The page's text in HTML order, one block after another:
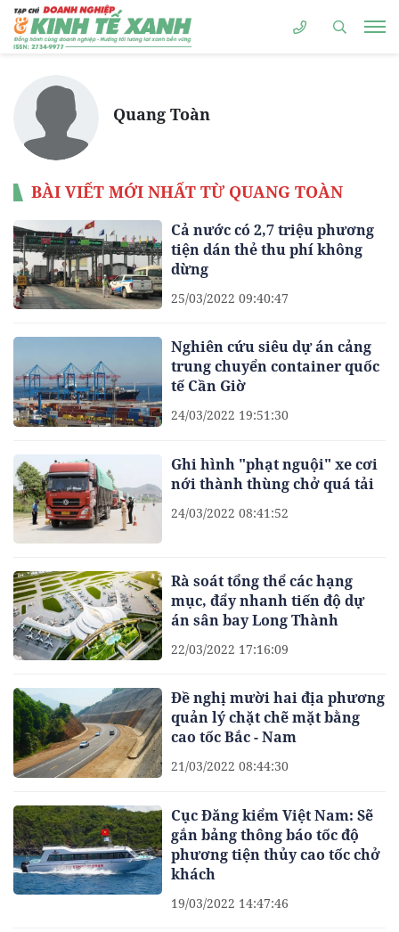
Quang Toàn
BÀI VIẾT MỚI NHẤT TỪ QUANG TOÀN
Cả nước có 2,7 triệu phương
tiện dán thẻ thu phí không
dừng
25/03/2022 09:40:47
Nghiên cứu siêu dự án cảng
trung chuyển container quốc
tế Cần Giờ
24/03/2022 19:51:30
Ghi hình "phạt nguội" xe cơi
nới thành thùng chở quá tải
24/03/2022 08:41:52
Rà soát tổng thể các hạng
mục, đẩy nhanh tiến độ dự
án sân bay Long Thành
22/03/2022 17:16:09
Đề nghị mười hai địa phương
quản lý chặt chẽ mặt bằng
cao tốc Bắc - Nam
21/03/2022 08:44:30
Cục Đăng kiểm Việt Nam: Sẽ
gắn bảng thông báo tốc độ
phương tiện thủy cao tốc chở
khách
19/03/2022 14:47:46